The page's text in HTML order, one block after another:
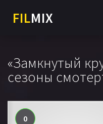
FILMIX
«Замкнутый
сезоны
0